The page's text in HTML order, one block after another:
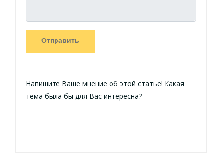
Отправить
Напишите Ваше мнение об этой статье! Какая
тема была бы для Вас интересна?